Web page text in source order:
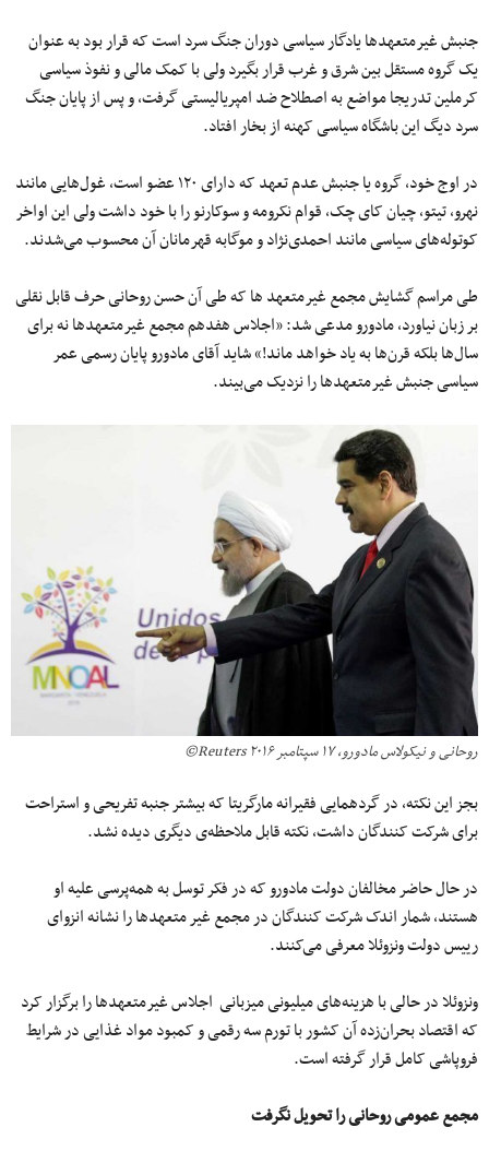
جنبش غیرمتعهدها یادگار سیاسی دوران جنگ سرد است که قرار بود به عنوان
یک گروه مستقل بین شرق و غرب قرار بگیرد ولی با کمک مالی و نفوذ سیاسی
کرملین تدریجا مواضع به اصطلاح ضد امپریالیستی گرفت، و پس از پایان جنگ
سرد دیگ این باشگاه سیاسی کهنه از بخار افتاد.
در اوج خود، گروه یا جنبش عدم تعهد که دارای ۱۲۰ عضو است، غول‌هایی مانند
نهرو، تیتو، چیان کای چک، قوام نکرومه و سوکارنو را با خود داشت ولی این اواخر
کوتوله‌های سیاسی مانند احمدی‌نژاد و موگابه قهرمانان آن محسوب می‌شدند.
طی مراسم گشایش مجمع غیرمتعهد ها که طی آن حسن روحانی حرف قابل نقلی
بر زبان نیاورد، مادورو مدعی شد: «اجلاس هفدهم مجمع غیرمتعهدها نه برای
سال‌ها بلکه قرن‌ها به یاد خواهد ماند!» شاید آقای مادورو پایان رسمی عمر
سیاسی جنبش غیرمتعهدها را نزدیک می‌بیند.
روحانی و نیکولاس مادورو، ۱۷ سپتامبر ۲۰۱۶ Reuters©
بجز این نکته، در گردهمایی فقیرانه مارگریتا که بیشتر جنبه تفریحی و استراحت
برای شرکت کنندگان داشت، نکته قابل ملاحظه‌ی دیگری دیده نشد.
در حال حاضر مخالفان دولت مادورو که در فکر توسل به همه‌پرسی علیه او
هستند، شمار اندک شرکت کنندگان در مجمع غیر متعهدها را نشانه انزوای
رییس دولت ونزوئلا معرفی می‌کنند.
ونزوئلا در حالی با هزینه‌های میلیونی میزبانی اجلاس غیرمتعهدها را برگزار کرد
که اقتصاد بحران‌زده آن کشور با تورم سه رقمی و کمبود مواد غذایی در شرایط
فروپاشی کامل قرار گرفته است.
مجمع عمومی روحانی را تحویل نگرفت